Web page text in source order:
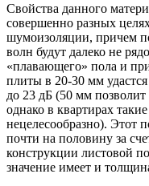
Свойства данного
совершенно разных
шумоизоляции, причем
волн будут далеко не
«плавающего» пола и
плиты в 20-30 мм
до 23 дБ (50 мм позволит
однако в квартирах
нецелесообразно). Этот
почти на половину за
конструкции листовой
значение имеет и